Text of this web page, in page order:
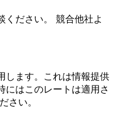
ください。 競合他社よ
します。これは情報提供
にはこのレートは適用さ
さい。